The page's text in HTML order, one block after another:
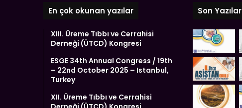
En çok okunan yazılar
XIII. Üreme Tıbbı ve Cerrahisi
Derneği (ÜTCD) Kongresi
ESGE 34th Annual Congress / 19th
– 22nd October 2025 – Istanbul,
Turkey
XII. Üreme Tıbbı ve Cerrahisi
Son Yazılar